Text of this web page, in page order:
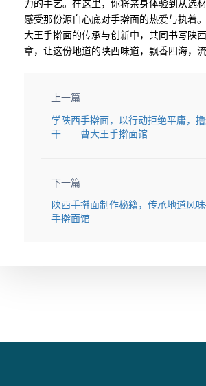
力的手艺。在这里，你将亲身体验到从选
感受那份源自心底对手擀面的热爱与执着
大王手擀面的传承与创新中，共同书写陕
章，让这份地道的陕西味道，飘香四海，流
上一篇
学陕西手擀面，以行动拒绝平庸，
干——曹大王手擀面馆
下一篇
陕西手擀面制作秘籍，传承地道风
手擀面馆